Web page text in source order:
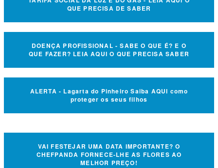
QUE PRECISA DE SABER
DOENÇA PROFISSIONAL - SABE O QUE É? E O
QUE FAZER? LEIA AQUI O QUE PRECISA SABER
ALERTA - Lagarta do Pinheiro Saiba AQUI como
proteger os seus filhos
VAI FESTEJAR UMA DATA IMPORTANTE? O
CHEFPANDA FORNECE-LHE AS FLORES AO
MELHOR PREÇO!